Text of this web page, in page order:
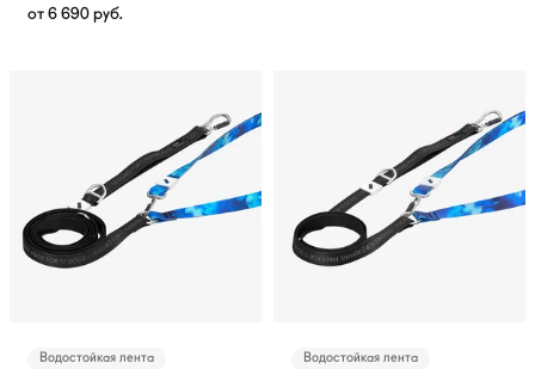
от 6 690 руб.
Водостойкая лента Водостойкая лента